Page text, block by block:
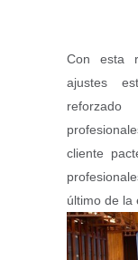
Con esta
ajustes
cliente
último de la